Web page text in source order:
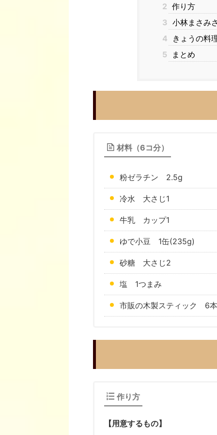
2 作り方
3 小林まさみ
4
きょうの料
5
まとめ
材料（6コ分）
粉ゼラチン 2.5g
冷水 大さじ1
牛乳 カップ1
ゆで小豆 1缶(235g)
砂糖 大さじ2
塩 1つまみ
市販の木製スティック 6本
作り方
【用意するもの】